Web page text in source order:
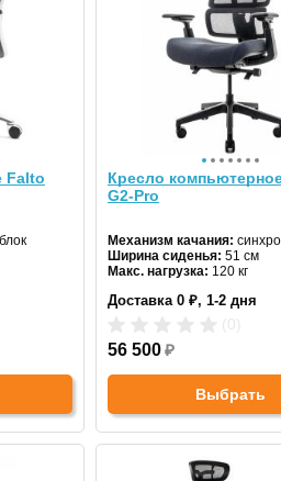
Falto
Кресло
G2-Pro
Механизм качания:
Ширина сиденья: 51 см
Макс. нагрузка: 120 кг
Материал спинки:сетка
Доставка 0 ₽, 1-2 дня
56 500₽
Выбрать